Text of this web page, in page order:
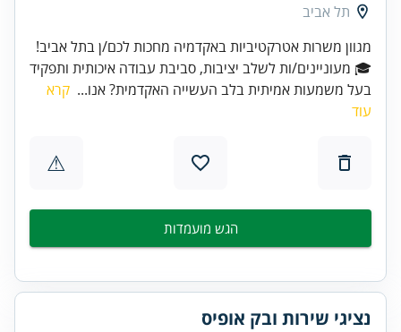
תל אביב
מגוון משרות אטרקטיביות באקדמיה מחכות לכם/ן בתל אביב!
🎓 מעוניינים/ות לשלב יציבות, סביבת עבודה איכותית ותפקיד
בעל משמעות אמיתית בלב העשייה האקדמית? אנו... קרא
עוד
⚠
הגש מועמדות
נציגי שירות ובק אופיס